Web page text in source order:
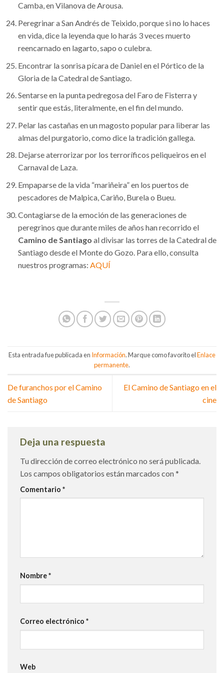
Camba, en Vilanova de Arousa.
Peregrinar a San Andrés de Teixido, porque si no lo haces
en vida, dice la leyenda que lo harás 3 veces muerto
reencarnado en lagarto, sapo o culebra.
Encontrar la sonrisa pícara de Daniel en el Pórtico de la
Gloria de la Catedral de Santiago.
Sentarse en la punta pedregosa del Faro de Fisterra y
sentir que estás, literalmente, en el fin del mundo.
Pelar las castañas en un magosto popular para liberar las
almas del purgatorio, como dice la tradición gallega.
Dejarse aterrorizar por los terroríficos peliqueiros en el
Carnaval de Laza.
Empaparse de la vida “mariñeira” en los puertos de
pescadores de Malpica, Cariño, Burela o Bueu.
Contagiarse de la emoción de las generaciones de
peregrinos que durante miles de años han recorrido el
Camino de Santiago al divisar las torres de la Catedral de
Santiago desde el Monte do Gozo. Para ello, consulta
nuestros programas: AQUÍ
Esta entrada fue publicada en Información. Marque como favorito elEnlace
permanente.
De furanchos por el Camino
de Santiago
El Camino de Santiago en el
cine
Deja una respuesta
Tu dirección de correo electrónico no será publicada.
Los campos obligatorios están marcados con *
Comentario *
Nombre*
Correo electrónico *
Web